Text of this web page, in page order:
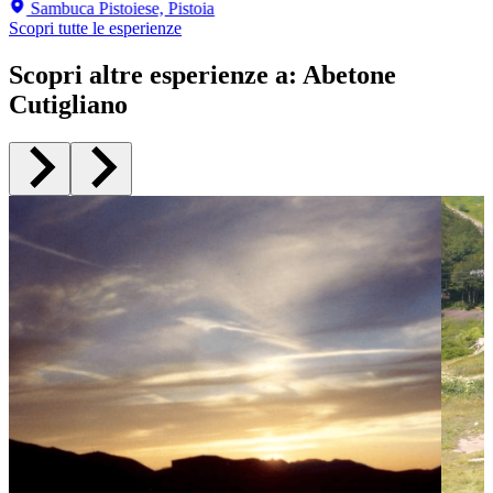
Sambuca Pistoiese, Pistoia
Scopri tutte le esperienze
Scopri altre esperienze a: Abetone
Cutigliano